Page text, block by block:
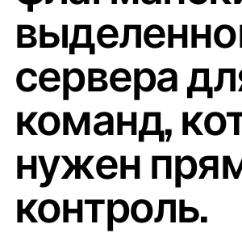
сервера
команд,
нужен
контроль.